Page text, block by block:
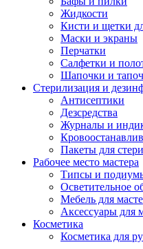
Жидкости
Кисти и щетки
Маски и экраны
Перчатки
Салфетки и
Шапочки и
Стерилизация и
Антисептики
Дезсредства
Журналы и
Пакеты для
Рабочее место мастера
Типсы и
Осветительное
Мебель для
Аксессуары для
Косметика
Косметика для